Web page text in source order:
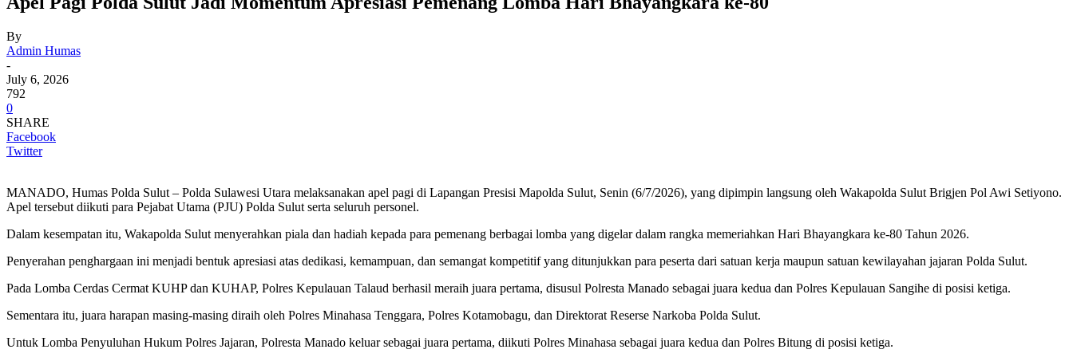
By
Admin Humas
-
July 6, 2026
792
0
SHARE
Facebook
Twitter
MANADO, Humas Polda Sulut – Polda Sulawesi Utara melaksanakan apel pagi di Lapangan Presisi Mapolda Sulut, Senin (6/7/2026), yang dipimpin langsung oleh Wakapolda Sulut Brigjen Pol Awi Setiyono.
Apel tersebut diikuti para Pejabat Utama (PJU) Polda Sulut serta seluruh personel.
Dalam kesempatan itu, Wakapolda Sulut menyerahkan piala dan hadiah kepada para pemenang berbagai lomba yang digelar dalam rangka memeriahkan Hari Bhayangkara ke-80 Tahun 2026.
Penyerahan penghargaan ini menjadi bentuk apresiasi atas dedikasi, kemampuan, dan semangat kompetitif yang ditunjukkan para peserta dari satuan kerja maupun satuan kewilayahan jajaran Polda Sulut.
Pada Lomba Cerdas Cermat KUHP dan KUHAP, Polres Kepulauan Talaud berhasil meraih juara pertama, disusul Polresta Manado sebagai juara kedua dan Polres Kepulauan Sangihe di posisi ketiga.
Sementara itu, juara harapan masing-masing diraih oleh Polres Minahasa Tenggara, Polres Kotamobagu, dan Direktorat Reserse Narkoba Polda Sulut.
Untuk Lomba Penyuluhan Hukum Polres Jajaran, Polresta Manado keluar sebagai juara pertama, diikuti Polres Minahasa sebagai juara kedua dan Polres Bitung di posisi ketiga.